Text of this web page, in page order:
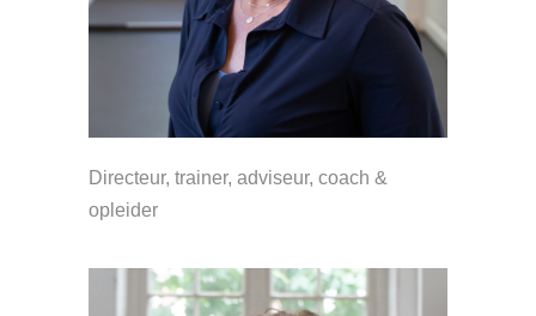
Directeur, trainer, adviseur, coach &
opleider